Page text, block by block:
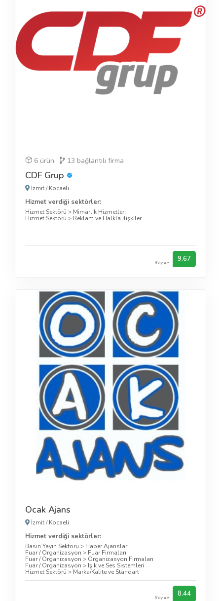
6 ürün 13 bağlantılı firma
CDF Grup
İzmit/Kocaeli
Hizmet verdiği sektörler:
Hizmet Sektörü > Mimarlık Hizmetleri
Hizmet Sektörü > Reklam ve Halkla ilişkiler
6 oy ile 9.67
Ocak Ajans
İzmit/Kocaeli
Hizmet verdiği sektörler:
Basın Yayın Sektörü > Haber Ajansları
Fuar / Organizasyon > Fuar Firmaları
Fuar / Organizasyon > Organizasyon Firmaları
Fuar / Organizasyon > Işık ve Ses Sistemleri
Hizmet Sektörü > Marka/Kalite ve Standart
9 oy ile 8.44